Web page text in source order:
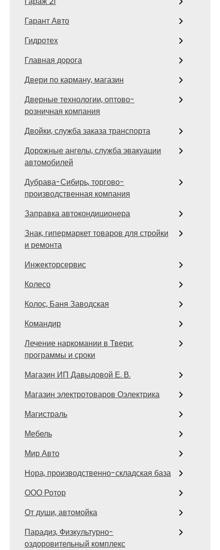
Гарант Авто
Гидротех
Главная дорога
Двери по карману, магазин
Дверные технологии, оптово-
розничная компания
Двойки, служба заказа транспорта
Дорожные ангелы, служба эвакуации
автомобилей
Дубрава-Сибирь, торгово-
производственная компания
Заправка автокондиционера
Знак, гипермаркет товаров для стройки
и ремонта
Инжекторсервис
Колесо
Колос, Баня Заводская
Командир
Лечение наркомании в Твери:
программы и сроки
Магазин ИП Давыдовой Е. В.
Магазин электротоваров Оэлектрика
Магистраль
Мебель
Мир Авто
Нора, производственно-складская база
ООО Ротор
От души, автомойка
Парадиз, Физкультурно-
оздоровительный комплекс